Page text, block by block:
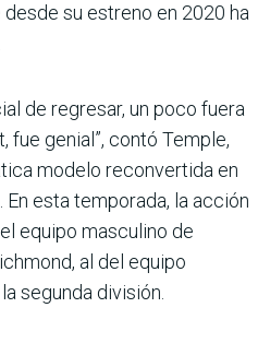
su estreno en 2020 ha
de regresar, un poco fuera
fue genial”, contó Temple,
modelo reconvertida en
esta temporada, la acción
equipo masculino de
al del equipo
segunda división.